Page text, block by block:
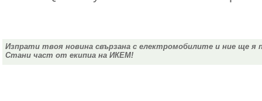
Изпрати твоя новина свързана с електромобилите и ние ще я
Стани част от екипиа на ИКЕМ!